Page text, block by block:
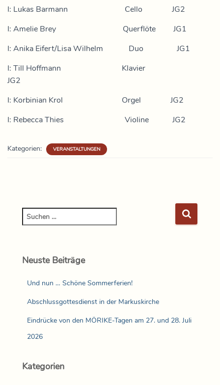
I: Lukas Barmann Cello JG2
I: Amelie Brey Querflöte JG1
I: Anika Eifert/Lisa Wilhelm Duo JG1
I: Till Hoffmann Klavier
JG2
I: Korbinian Krol Orgel JG2
I: Rebecca Thies Violine JG2
Kategorien: VERANSTALTUNGEN
Neuste Beiträge
Und nun … Schöne Sommerferien!
Abschlussgottesdienst in der Markuskirche
Eindrücke von den MÖRIKE-Tagen am 27. und 28. Juli
2026
Kategorien